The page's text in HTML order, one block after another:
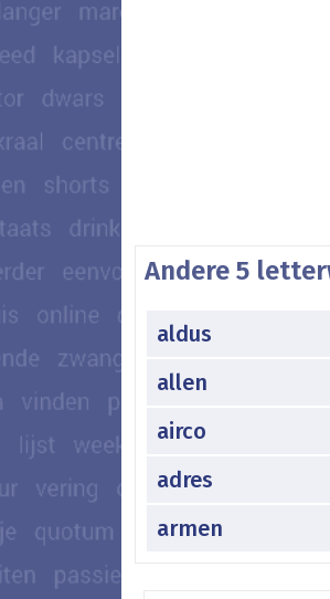
Andere 5
aldus
allen
airco
adres
armen